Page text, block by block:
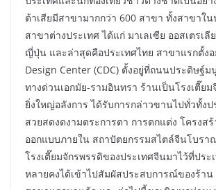
ต้าเสียมีสาขามากกว่า 600 สาขา ทั้งสาขาใน
สาขาต่างประเทศ ได้แก่ มาเลเซีย ออสเตรเลี
ญี่ปุ่น และล่าสุดคือประเทศไทย สาขาแรกตั้ง
Design Center (CDC) ตั้งอยู่ที่ถนนประดิษฐ์ม
ทางด่วนเอกมัย-รามอินทรา ร้านเป็นโรงเตี๊ย
ยิ่งใหญ่อลังการ ได้รับการกล่าวขานไปทั่วทั้งป
สวยสดงดงามตระการตา การตกแต่ง โครงส
ออกแบบภายใน สถาปัตยกรรมสไตล์จีนโบรา
โรงเตี๊ยมจักรพรรดิของประเทศจีนมาไว้ที่ประ
หลายคงได้เข้าไปสัมผัสประสบการณ์ของร้าน